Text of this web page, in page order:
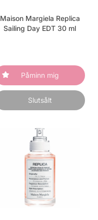
Maison Margiela Replica
Sailing Day EDT 30 ml
Påminn mig
Slutsålt